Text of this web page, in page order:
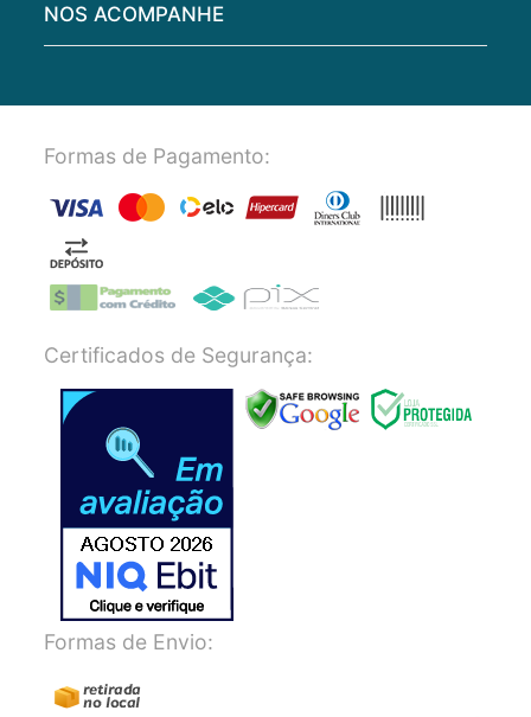
NOS ACOMPANHE
Formas de Pagamento:
Certificados de Segurança:
Formas de Envio: